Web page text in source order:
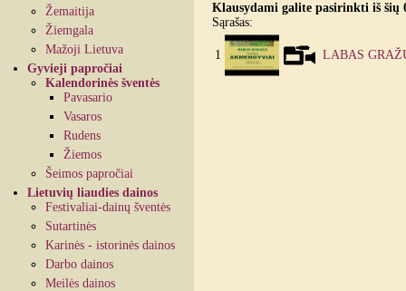
Žemaitija
Žiemgala
Mažoji Lietuva
Gyvieji papročiai
Kalendorinės šventės
Pavasario
Vasaros
Rudens
Žiemos
Šeimos papročiai
Lietuvių liaudies dainos
Festivaliai-dainų šventės
Sutartinės
Karinės - istorinės dainos
Darbo dainos
Meilės dainos
Klausydami galite pasirinkti iš šių
Sąrašas:
1 LABAS